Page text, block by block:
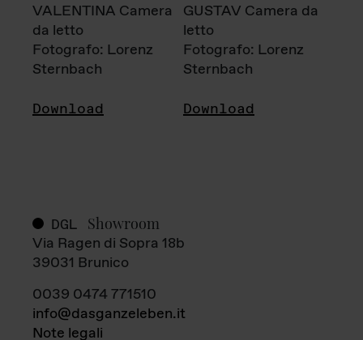
VALENTINA Camera
da letto
Fotografo: Lorenz
Sternbach
Download
GUSTAV Camera da
letto
Fotografo: Lorenz
Sternbach
Download
DGL Showroom
Via Ragen di Sopra 18b
39031 Brunico
0039 0474 771510
info@dasganzeleben.it
Note legali